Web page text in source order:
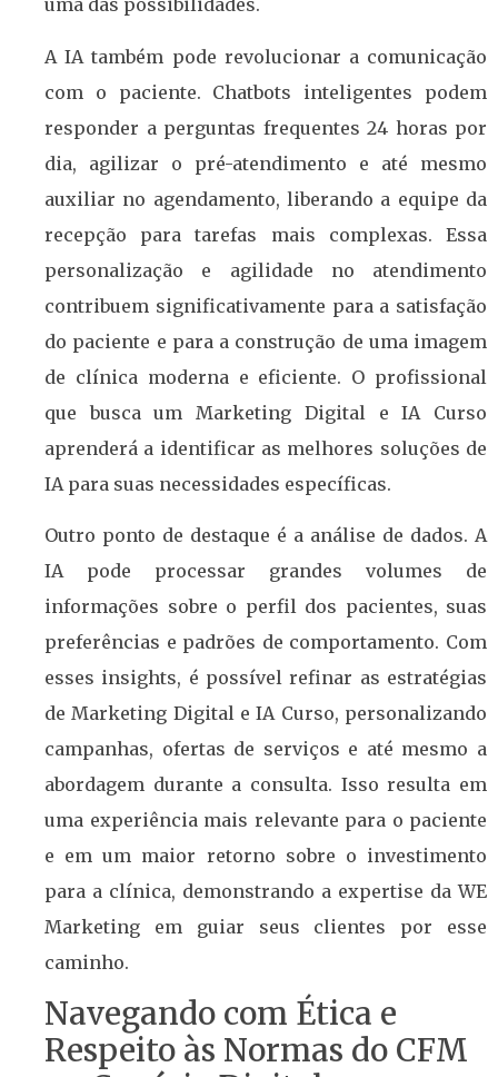
uma das possibilidades.
A IA também pode revolucionar a comunicação
com o paciente. Chatbots inteligentes podem
responder a perguntas frequentes 24 horas por
dia, agilizar o pré-atendimento e até mesmo
auxiliar no agendamento, liberando a equipe da
recepção para tarefas mais complexas. Essa
personalização e agilidade no atendimento
contribuem significativamente para a satisfação
do paciente e para a construção de uma imagem
de clínica moderna e eficiente. O profissional
que busca um Marketing Digital e IA Curso
aprenderá a identificar as melhores soluções de
IA para suas necessidades específicas.
Outro ponto de destaque é a análise de dados. A
IA pode processar grandes volumes de
informações sobre o perfil dos pacientes, suas
preferências e padrões de comportamento. Com
esses insights, é possível refinar as estratégias
de Marketing Digital e IA Curso, personalizando
campanhas, ofertas de serviços e até mesmo a
abordagem durante a consulta. Isso resulta em
uma experiência mais relevante para o paciente
e em um maior retorno sobre o investimento
para a clínica, demonstrando a expertise da WE
Marketing em guiar seus clientes por esse
caminho.
Navegando com Ética e
Respeito às Normas do CFM